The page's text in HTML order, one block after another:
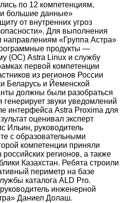
по 12 компетенциям,
большие данные»
от внутренних угроз
Для выполнения
направлениям «Группа Астра»
продукты —
(ОС) Astra Linux и службу
первой компетенции
из регионов России
Беларусь и Йеменской
должны были разобраться
звуки уведомлений
интерфейса Astra Proxima для
оценивал эксперт
Ильин, руководитель
с образовательными
компетенции приняли
российских регионов, а также
Казахстан. Ребята строили
периметр на базе
каталога ALD Pro.
инженерной
Даниел Долаш.